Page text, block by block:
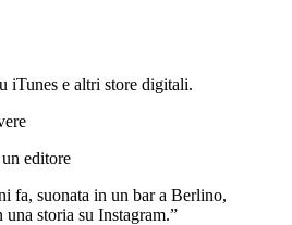
iTunes e altri store digitali.
editore
fa, suonata in un bar a Berlino,
storia su Instagram.”